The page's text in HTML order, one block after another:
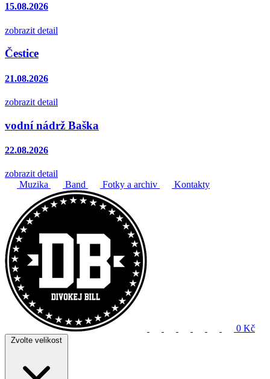
15.08.2026
zobrazit detail
Čestice
21.08.2026
zobrazit detail
vodní nádrž Baška
22.08.2026
zobrazit detail
Muzika
Band Fotky a archiv Kontakty
0 Kč
Zvolte velikost